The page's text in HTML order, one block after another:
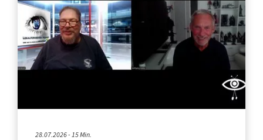
28.07.2026 - 15 Min.